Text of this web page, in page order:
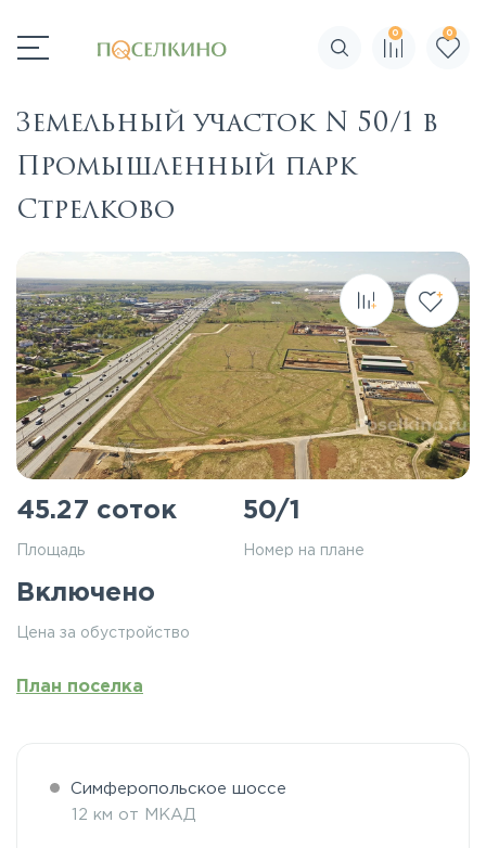
Поиск по сайту
0 0
Земельный участок N 50/1 в
Промышленный парк
Стрелково
45.27 соток
Площадь
50/1
Номер на плане
Включено
Цена за обустройство
План поселка
Симферопольское шоссе
12 км от МКАД